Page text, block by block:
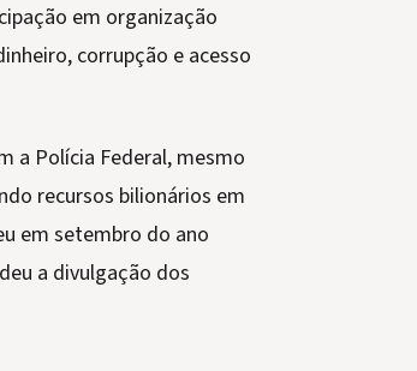
em organização
corrupção e acesso
a Polícia Federal, mesmo
recursos bilionários em
em setembro do ano
a divulgação dos